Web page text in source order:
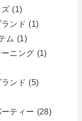
ズ (1)
ンド (1)
ム (1)
ーニング (1)
ンド (5)
ーティー (28)